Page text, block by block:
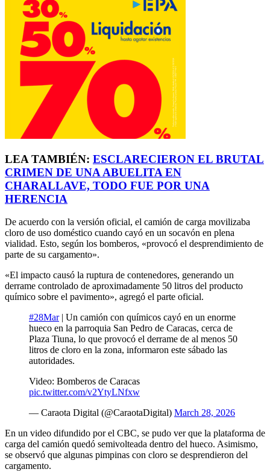
LEA TAMBIÉN: ESCLARECIERON EL BRUTAL
CRIMEN DE UNA ABUELITA EN
CHARALLAVE, TODO FUE POR UNA
HERENCIA
De acuerdo con la versión oficial, el camión de carga movilizaba
cloro de uso doméstico cuando cayó en un socavón en plena
vialidad. Esto, según los bomberos, «provocó el desprendimiento de
parte de su cargamento».
«El impacto causó la ruptura de contenedores, generando un
derrame controlado de aproximadamente 50 litros del producto
químico sobre el pavimento», agregó el parte oficial.
#28Mar| Un camión con químicos cayó en un enorme
hueco en la parroquia San Pedro de Caracas, cerca de
Plaza Tiuna, lo que provocó el derrame de al menos 50
litros de cloro en la zona, informaron este sábado las
autoridades.
Video: Bomberos de Caracas
pic.twitter.com/v2YtyLNfxw
— Caraota Digital (@CaraotaDigital) March 28, 2026
En un video difundido por el CBC, se pudo ver que la plataforma de
carga del camión quedó semivolteada dentro del hueco. Asimismo,
se observó que algunas pimpinas con cloro se desprendieron del
cargamento.